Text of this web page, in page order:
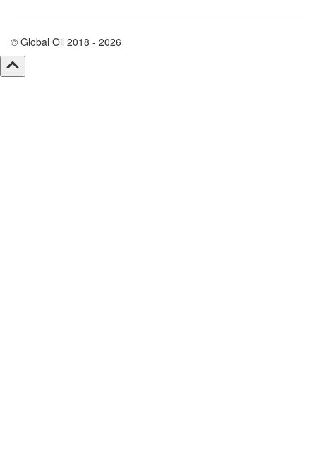
© Global Oil 2018 - 2026